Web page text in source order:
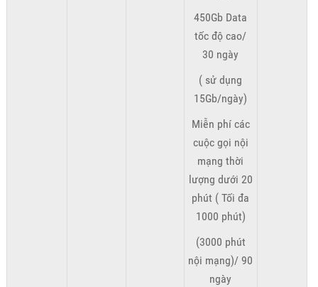
450Gb Data
tốc độ cao/
30 ngày
( sử dụng
15Gb/ngày)
Miễn phí các
cuộc gọi nội
mạng thời
lượng dưới 20
phút ( Tối đa
1000 phút)
(3000 phút
nội mạng)/ 90
ngày